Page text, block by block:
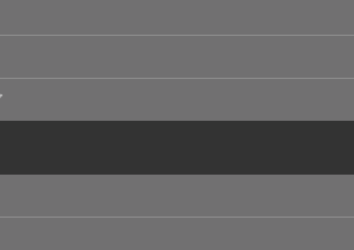
インターネット閲覧を行う際、又は
せておく機能です。
Cookie及び類似技術を使用して収集
マンス改善や、WEBサイトを通じて
向上・改善のため、Cookieを使用す
ご使用のブラウザによりCookieを無
なくなる場合がありますのでご留意